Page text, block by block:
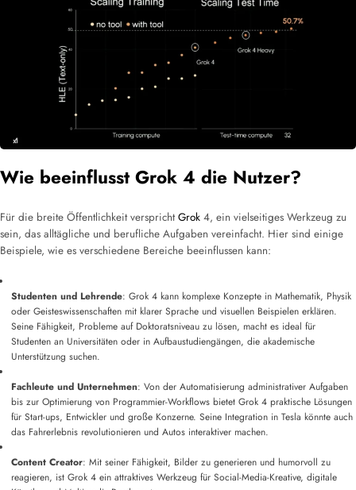
Wie beeinflusst Grok 4 die Nutzer?
Für die breite Öffentlichkeit versprichtGrok 4, ein vielseitiges Werkzeug zu
sein, das alltägliche und berufliche Aufgaben vereinfacht. Hier sind einige
Beispiele, wie es verschiedene Bereiche beeinflussen kann:
Studenten und Lehrende: Grok 4 kann komplexe Konzepte in Mathematik, Physik
oder Geisteswissenschaften mit klarer Sprache und visuellen Beispielen erklären.
Seine Fähigkeit, Probleme auf Doktoratsniveau zu lösen, macht es ideal für
Studenten an Universitäten oder in Aufbaustudiengängen, die akademische
Unterstützung suchen.
Fachleute und Unternehmen: Von der Automatisierung administrativer Aufgaben
bis zur Optimierung von Programmier-Workflows bietet Grok 4 praktische Lösungen
für Start-ups, Entwickler und große Konzerne. Seine Integration in Tesla könnte auch
das Fahrerlebnis revolutionieren und Autos interaktiver machen.
Content Creator: Mit seiner Fähigkeit, Bilder zu generieren und humorvoll zu
reagieren, ist Grok 4 ein attraktives Werkzeug für Social-Media-Kreative, digitale